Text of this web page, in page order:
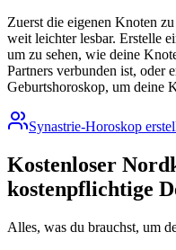
Zuerst die eigenen Knoten
weit leichter lesbar. Erstelle
um zu sehen, wie deine
Partners verbunden ist, oder
Geburtshoroskop, um deine
Synastrie-Horoskop
Kostenloser
kostenpflichtige
Alles, was du brauchst, um